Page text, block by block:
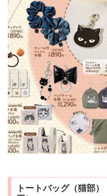
トートバッグ（猫部